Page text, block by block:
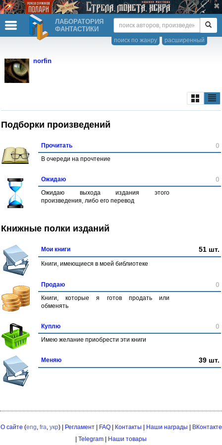
ЛАБОРАТОРИЯ
ФАНТАСТИКИ
расширенный
поиск по жанру
norfin
Подборки произведений
Прочитать 0
В очереди на прочтение
Ожидаю 0
Ожидаю выхода издания этого
произведения, либо его перевод
Книжные полки изданий
Мои книги 51 шт.
Книги, имеющиеся в моей библиотеке
Продаю 0
Книги, которые я готов продать или
обменять
Куплю 0
Имею желание приобрести эти книги
Меняю 39 шт.
О сайте (eng, fra, укр) | Регламент| FAQ| Контакты Наши награды
ВКонтакте
Telegram Наши товары